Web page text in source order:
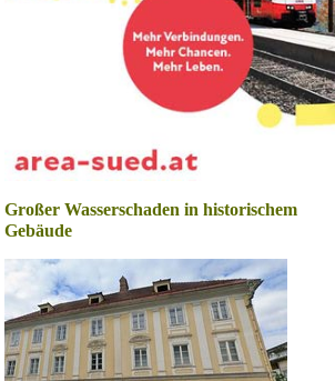
Großer Wasserschaden in historischem
Gebäude